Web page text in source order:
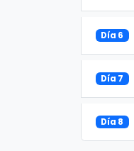
Día 6
Día 7
Día 8